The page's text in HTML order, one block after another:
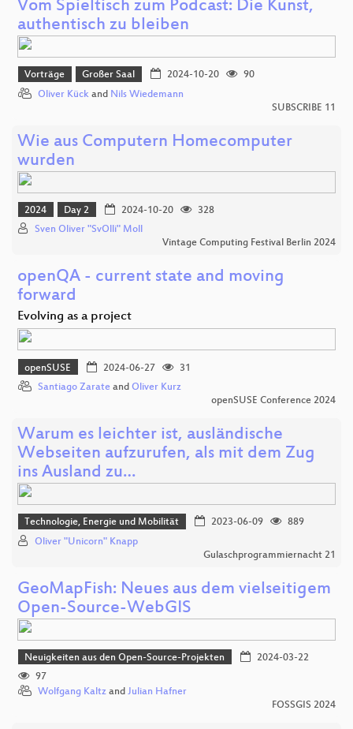
Vom Spieltisch zum Podcast: Die Kunst,
authentisch zu bleiben
Vorträge Großer Saal 2024-10-20
90
Oliver Kück and Nils Wiedemann
SUBSCRIBE 11
Wie aus Computern Homecomputer
wurden
2024 Day 2 2024-10-20
328
Sven Oliver "SvOlli" Moll
Vintage Computing Festival Berlin 2024
openQA - current state and moving
forward
Evolving as a project
openSUSE 2024-06-27
31
Santiago Zarate and Oliver Kurz
openSUSE Conference 2024
Warum es leichter ist, ausländische
Webseiten aufzurufen, als mit dem Zug
ins Ausland zu…
Technologie, Energie und Mobilität 2023-06-09
889
Oliver "Unicorn" Knapp
Gulaschprogrammiernacht 21
GeoMapFish: Neues aus dem vielseitigem
Open-Source-WebGIS
Neuigkeiten aus den Open-Source-Projekten
2024-03-22
97
Wolfgang Kaltz and Julian Hafner
FOSSGIS 2024